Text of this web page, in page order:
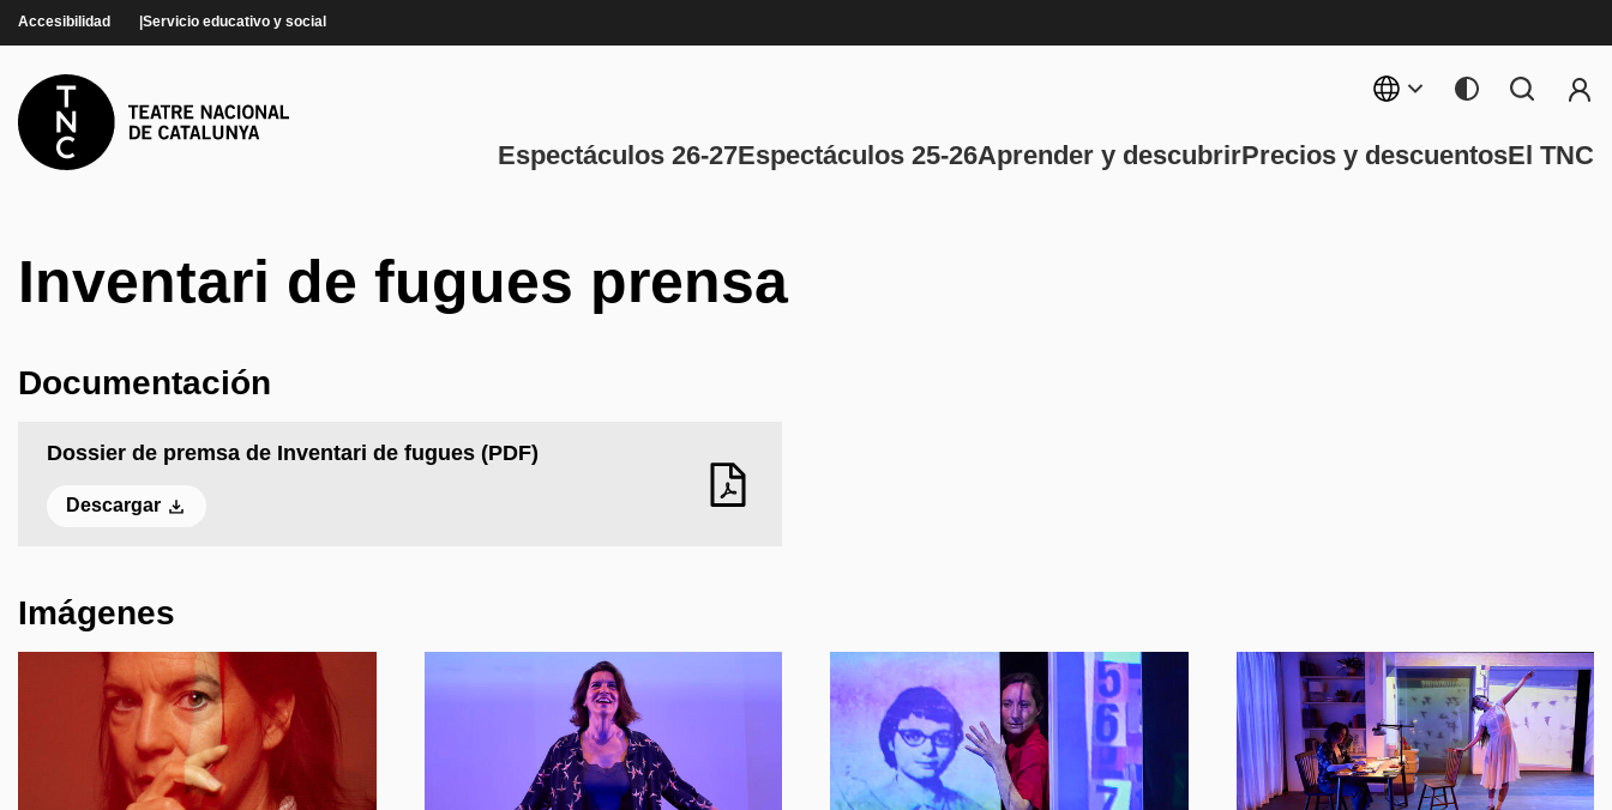
Accesibilidad Servicio educativo y social
Navegación principal
Espectáculos 26-27Espectáculos 25-26Aprender y descubrirPrecios y descuentosEl TNC
Inventari de fugues prensa
Documentación
Dossier de premsa de Inventari de fugues (PDF)
Descargar
Imágenes